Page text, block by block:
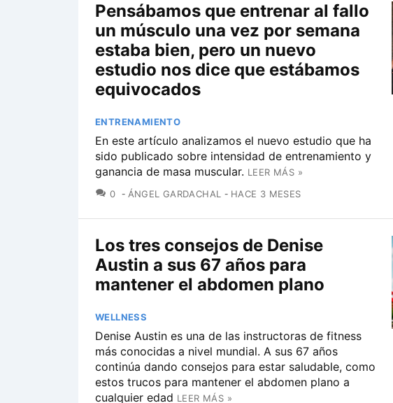
Pensábamos que entrenar al fallo
un músculo una vez por semana
estaba bien, pero un nuevo
estudio nos dice que estábamos
equivocados
ENTRENAMIENTO
En este artículo analizamos el nuevo estudio que ha
sido publicado sobre intensidad de entrenamiento y
ganancia de masa muscular. LEER MÁS »
0 COMENTARIOS
ÁNGEL GARDACHAL HACE 3 MESES
Los tres consejos de Denise
Austin a sus 67 años para
mantener el abdomen plano
WELLNESS
Denise Austin es una de las instructoras de fitness
más conocidas a nivel mundial. A sus 67 años
continúa dando consejos para estar saludable, como
estos trucos para mantener el abdomen plano a
cualquier edad LEER MÁS »